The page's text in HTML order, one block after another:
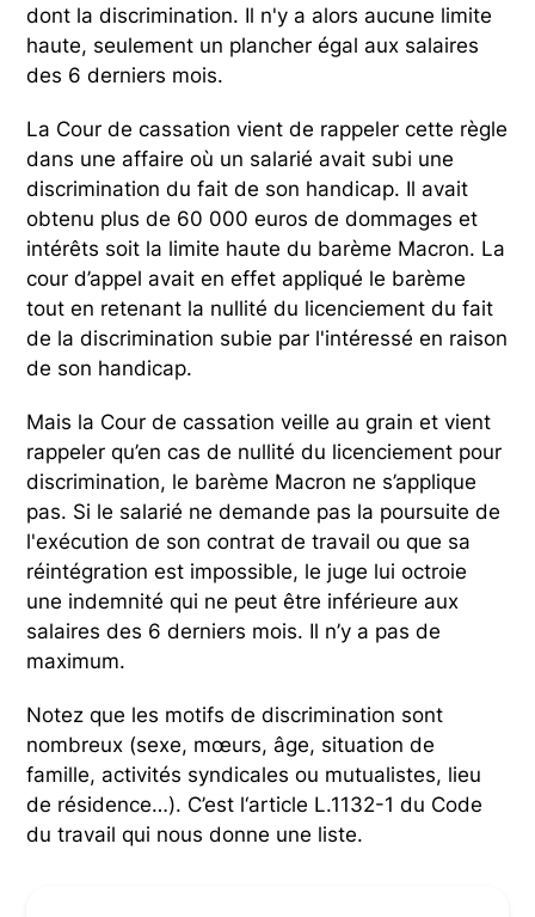
dont la discrimination. Il n'y a alors aucune limite
haute, seulement un plancher égal aux salaires
des 6 derniers mois.
La Cour de cassation vient de rappeler cette règle
dans une affaire où un salarié avait subi une
discrimination du fait de son handicap. Il avait
obtenu plus de 60 000 euros de dommages et
intérêts soit la limite haute du barème Macron. La
cour d’appel avait en effet appliqué le barème
tout en retenant la nullité du licenciement du fait
de la discrimination subie par l'intéressé en raison
de son handicap.
Mais la Cour de cassation veille au grain et vient
rappeler qu’en cas de nullité du licenciement pour
discrimination, le barème Macron ne s’applique
pas. Si le salarié ne demande pas la poursuite de
l'exécution de son contrat de travail ou que sa
réintégration est impossible, le juge lui octroie
une indemnité qui ne peut être inférieure aux
salaires des 6 derniers mois. Il n’y a pas de
maximum.
Notez que les motifs de discrimination sont
nombreux (sexe, mœurs, âge, situation de
famille, activités syndicales ou mutualistes, lieu
de résidence…). C’est l‘article L.1132-1 du Code
du travail qui nous donne une liste.